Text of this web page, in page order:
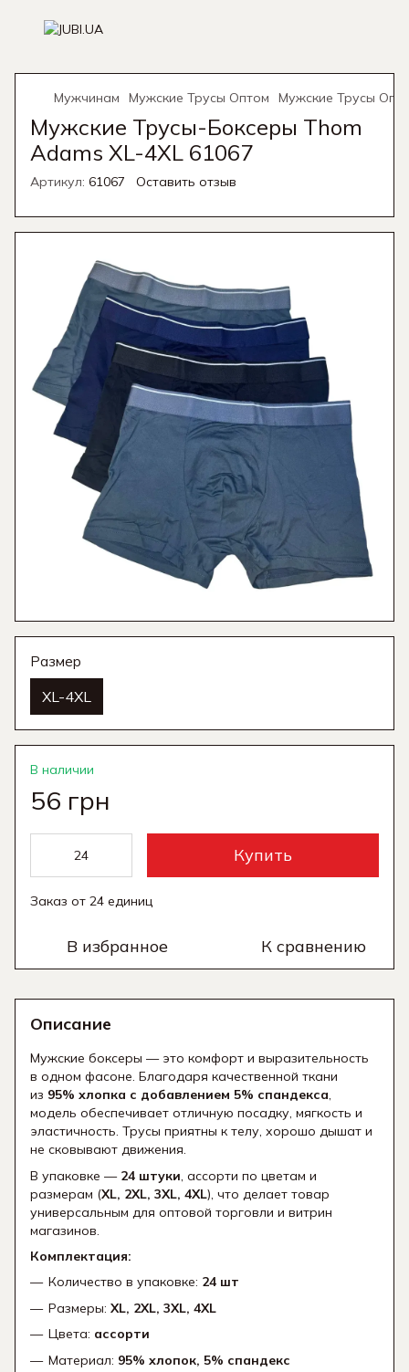
Мужчинам Мужские Трусы Оптом Мужские Трусы
Мужские Трусы-Боксеры Thom
Adams XL-4XL 61067
Артикул: 61067 Оставить отзыв
Размер
XL-4XL
В наличии
56 грн
Купить
Заказ от 24 единиц
В избранное К сравнению
Описание
Мужские боксеры — это комфорт и выразительность
в одном фасоне. Благодаря качественной ткани
из 95% хлопка с добавлением 5% спандекса,
модель обеспечивает отличную посадку, мягкость и
эластичность. Трусы приятны к телу, хорошо дышат и
не сковывают движения.
В упаковке — 24 штуки, ассорти по цветам и
размерам (XL, 2XL, 3XL, 4XL), что делает товар
универсальным для оптовой торговли и витрин
магазинов.
Комплектация:
Количество в упаковке: 24 шт
Размеры: XL, 2XL, 3XL, 4XL
Цвета: ассорти
Материал: 95% хлопок, 5% спандекс